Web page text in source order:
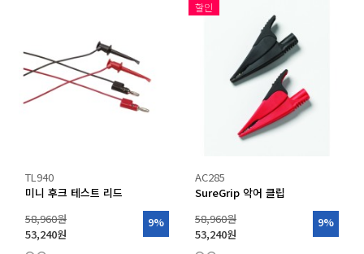
TL940
미니 후크 테스트 리드
58,960원
53,240원
9%
할인
AC285
SureGrip 악어 클립
58,960원
53,240원
9%